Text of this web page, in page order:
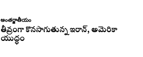
అంతర్జాతీయం
తీవ్రంగా కొనసాగుతున్న ఇరాన్‌, అమెరికా
యుద్ధం